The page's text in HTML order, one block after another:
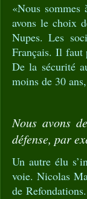
«Nous
avons le choix
Nupes. Les
Français. Il faut
De la sécurité
moins de 30
Nous avons
défense, par
Un autre élu
voie. Nicolas
de